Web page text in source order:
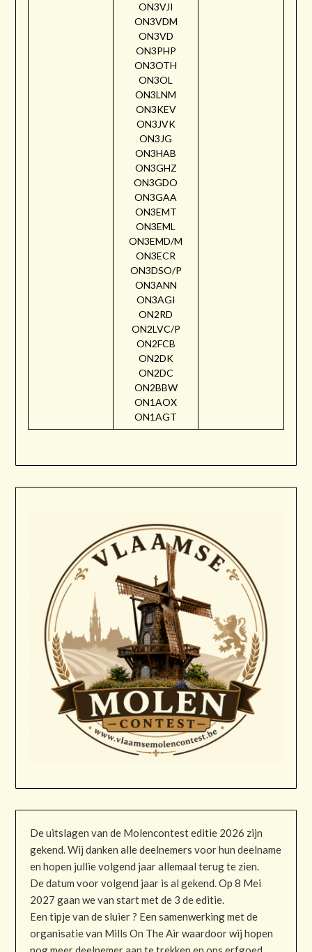
ON3VJI
ON3VDM
ON3VD
ON3PHP
ON3OTH
ON3OL
ON3LNM
ON3KEV
ON3JVK
ON3JG
ON3HAB
ON3GHZ
ON3GDO
ON3GAA
ON3EMT
ON3EML
ON3EMD/M
ON3ECR
ON3DSO/P
ON3ANN
ON3AGI
ON2RD
ON2LVC/P
ON2FCB
ON2DK
ON2DC
ON2BBW
ON1AOX
ON1AGT
De uitslagen van de Molencontest editie 2026 zijn
gekend. Wij danken alle deelnemers voor hun deelname
en hopen jullie volgend jaar allemaal terug te zien.
De datum voor volgend jaar is al gekend. Op 8 Mei
2027 gaan we van start met de 3 de editie.
Een tipje van de sluier ? Een samenwerking met de
organisatie van Mills On The Air waardoor wij hopen